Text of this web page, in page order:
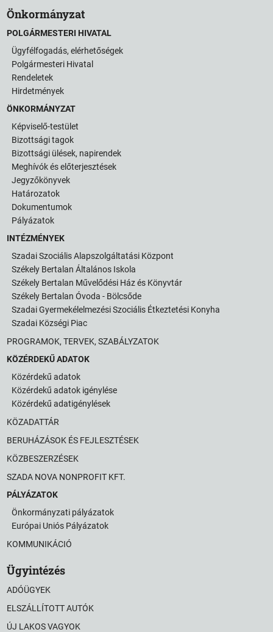
Önkormányzat
POLGÁRMESTERI HIVATAL
Ügyfélfogadás, elérhetőségek
Polgármesteri Hivatal
Rendeletek
Hirdetmények
ÖNKORMÁNYZAT
Képviselő-testület
Bizottsági tagok
Bizottsági ülések, napirendek
Meghívók és előterjesztések
Jegyzőkönyvek
Határozatok
Dokumentumok
Pályázatok
INTÉZMÉNYEK
Szadai Szociális Alapszolgáltatási Központ
Székely Bertalan Általános Iskola
Székely Bertalan Művelődési Ház és Könyvtár
Székely Bertalan Óvoda - Bölcsőde
Szadai Gyermekélelmezési Szociális Étkeztetési Konyha
Szadai Községi Piac
PROGRAMOK, TERVEK, SZABÁLYZATOK
KÖZÉRDEKŰ ADATOK
Közérdekű adatok
Közérdekű adatok igénylése
Közérdekű adatigénylések
KÖZADATTÁR
BERUHÁZÁSOK ÉS FEJLESZTÉSEK
KÖZBESZERZÉSEK
SZADA NOVA NONPROFIT KFT.
PÁLYÁZATOK
Önkormányzati pályázatok
Európai Uniós Pályázatok
KOMMUNIKÁCIÓ
Ügyintézés
ADÓÜGYEK
ELSZÁLLÍTOTT AUTÓK
ÚJ LAKOS VAGYOK